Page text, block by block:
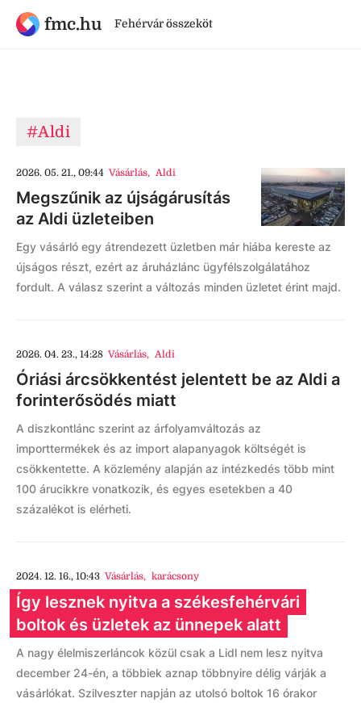
fmc.hu Fehérvár összeköt
#Aldi
2026. 05. 21., 09:44 Vásárlás, Aldi
Megszűnik az újságárusítás
az Aldi üzleteiben
Egy vásárló egy átrendezett üzletben már hiába kereste az
újságos részt, ezért az áruházlánc ügyfélszolgálatához
fordult. A válasz szerint a változás minden üzletet érint majd.
2026. 04. 23., 14:28 Vásárlás, Aldi
Óriási árcsökkentést jelentett be az Aldi a
forinterősödés miatt
A diszkontlánc szerint az árfolyamváltozás az
importtermékek és az import alapanyagok költségét is
csökkentette. A közlemény alapján az intézkedés több mint
100 árucikkre vonatkozik, és egyes esetekben a 40
százalékot is elérheti.
2024. 12. 16., 10:43 Vásárlás, karácsony
Így lesznek nyitva a székesfehérvári
boltok és üzletek az ünnepek alatt
A nagy élelmiszerláncok közül csak a Lidl nem lesz nyitva
december 24-én, a többiek aznap többnyire délig várják a
vásárlókat. Szilveszter napján az utolsó boltok 16 órakor